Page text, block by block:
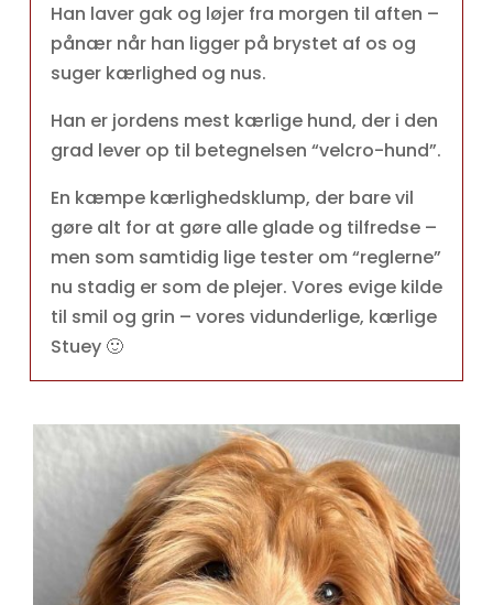
Han laver gak og løjer fra morgen til aften –
pånær når han ligger på brystet af os og
suger kærlighed og nus.
Han er jordens mest kærlige hund, der i den
grad lever op til betegnelsen “velcro-hund”.
En kæmpe kærlighedsklump, der bare vil
gøre alt for at gøre alle glade og tilfredse –
men som samtidig lige tester om “reglerne”
nu stadig er som de plejer. Vores evige kilde
til smil og grin – vores vidunderlige, kærlige
Stuey 🙂